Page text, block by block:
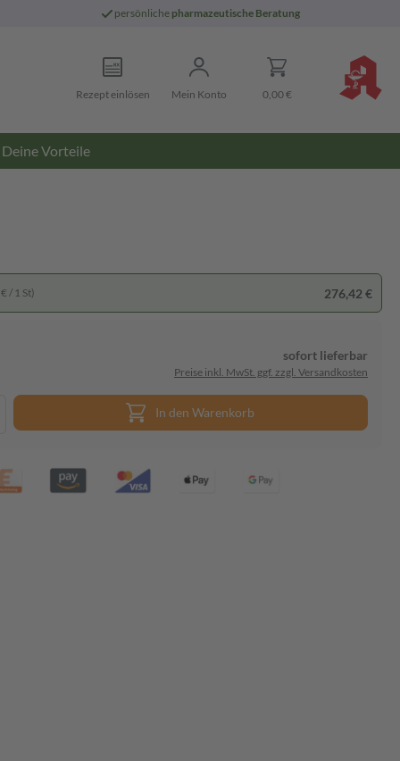
persönliche pharmazeutische Beratung
Rezept einlösen Mein Konto 0,00 €
Deine Vorteile
/ 1 St) 276,42 €
sofort lieferbar
Preise inkl. MwSt. ggf. zzgl. Versandkosten
In den Warenkorb